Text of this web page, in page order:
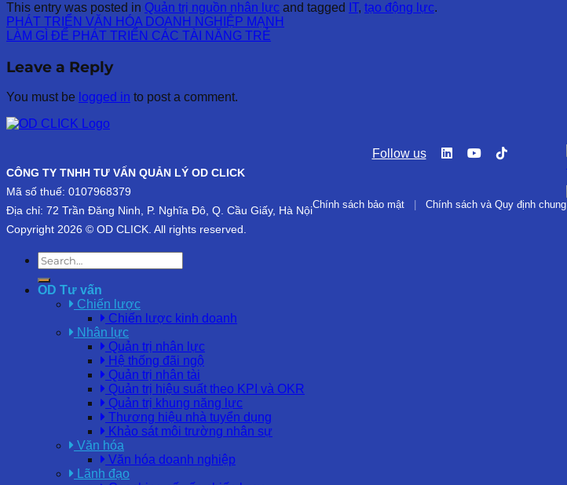
This entry was posted in Quản trị nguồn nhân lực and tagged IT, tạo động lực.
PHÁT TRIỂN VĂN HÓA DOANH NGHIỆP MẠNH
LÀM GÌ ĐỂ PHÁT TRIỂN CÁC TÀI NĂNG TRẺ
Leave a Reply
You must be logged in to post a comment.
CÔNG TY TNHH TƯ VẤN QUẢN LÝ OD CLICK
Mã số thuế: 0107968379
Địa chỉ: 72 Trần Đăng Ninh, P. Nghĩa Đô, Q. Cầu Giấy, Hà Nội
Copyright 2026 © OD CLICK. All rights reserved.
Follow us
Chính sách bảo mật Chính sách và Quy định chung
OD Tư vấn
Chiến lược
Chiến lược kinh doanh
Nhân lực
Quản trị nhân lực
Hệ thống đãi ngộ
Quản trị nhân tài
Quản trị hiệu suất theo KPI và OKR
Quản trị khung năng lực
Thương hiệu nhà tuyển dụng
Khảo sát môi trường nhân sự
Văn hóa
Văn hóa doanh nghiệp
Lãnh đạo